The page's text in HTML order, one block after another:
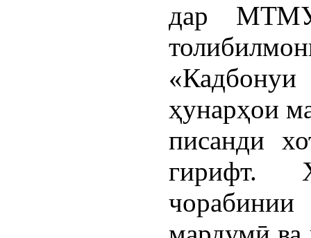
дар
ҳунарҳои
писанди
гирифт.